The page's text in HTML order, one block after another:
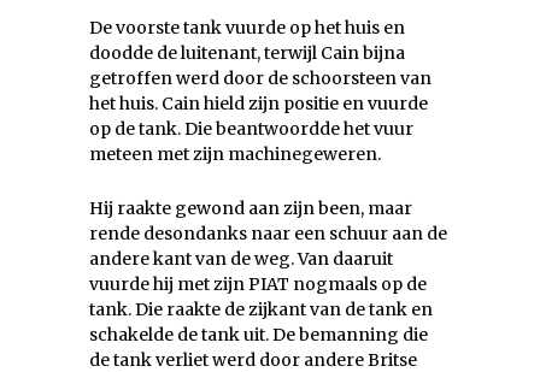
De voorste tank vuurde op het huis en
doodde de luitenant, terwijl Cain bijna
getroffen werd door de schoorsteen van
het huis. Cain hield zijn positie en vuurde
op de tank. Die beantwoordde het vuur
meteen met zijn machinegeweren.
Hij raakte gewond aan zijn been, maar
rende desondanks naar een schuur aan de
andere kant van de weg. Van daaruit
vuurde hij met zijn PIAT nogmaals op de
tank. Die raakte de zijkant van de tank en
schakelde de tank uit. De bemanning die
de tank verliet werd door andere Britse